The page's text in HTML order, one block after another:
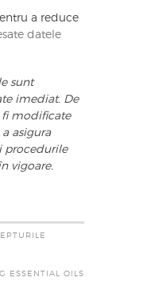
a reduce
datele
sunt
imediat. De
fi modificate
asigura
procedurile
vigoare.
ESSENTIAL OILS